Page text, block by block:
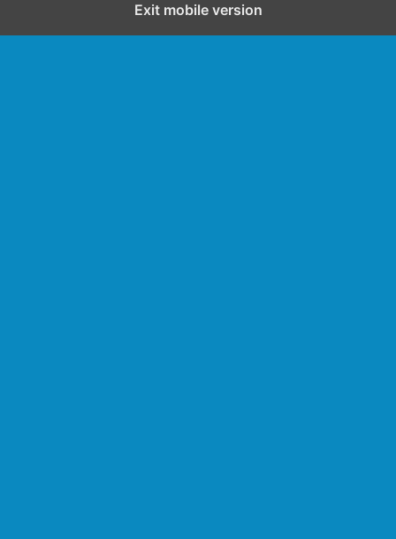
Exit mobile version